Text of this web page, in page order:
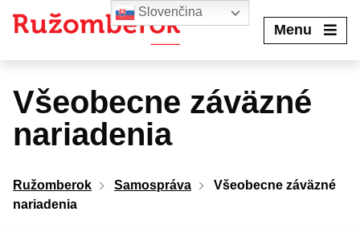
Menu
Všeobecne záväzné
nariadenia
Ružomberok Samospráva
Všeobecne záväzné
nariadenia
Slovenčina